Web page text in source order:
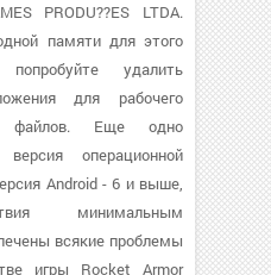
PRODU??ES LTDA.
памяти для этого
удалить
для рабочего
файлов. Еще одно
операционной
Android - 6 и выше,
минимальным
всякие проблемы
игры Rocket Armor